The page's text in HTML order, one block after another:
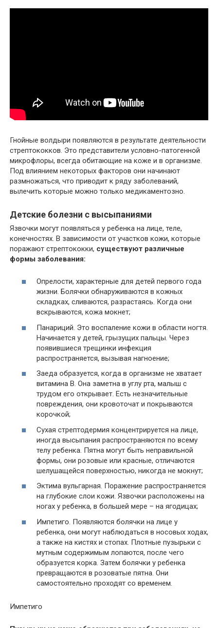
Гнойные волдыри появляются в результате деятельности
стрептококков. Это представители условно-патогенной
микрофлоры, всегда обитающие на коже и в организме.
Под влиянием некоторых факторов они начинают
размножаться, что приводит к ряду заболеваний,
вылечить которые можно только медикаментозно.
Детские болезни с высыпаниями
Язвочки могут появляться у ребенка на лице, теле,
конечностях. В зависимости от участков кожи, которые
поражают стрептококки, существуют различные
формы заболевания:
Опрелости, характерные для детей первого года
жизни. Болячки обнаруживаются в кожных
складках, сливаются, разрастаясь. Когда они
вскрываются, кожа мокнет;
Панариций. Это воспаление кожи в области ногтя.
Начинается у детей, грызущих пальцы. Через
появившиеся трещинки инфекция
распространяется, вызывая нагноение;
Заеда образуется, когда в организме не хватает
витамина B. Она заметна в углу рта, малыш с
трудом его открывает. Есть незначительные
повреждения, они кровоточат и покрываются
корочкой;
Сухая стрептодермия концентрируется на лице,
иногда высыпания распространяются по всему
телу ребенка. Пятна могут быть неправильной
формы, они розовые или красные, отличаются
шелушащейся поверхностью, никогда не мокнут;
Эктима вульгарная. Поражение распространяется
на глубокие слои кожи. Язвочки расположены на
ногах у ребенка, в большей мере – на ягодицах;
Импетиго. Появляются болячки на лице у
ребенка, они могут наблюдаться в носовых ходах,
а также на кистях и стопах. Плотные пузырьки с
мутным содержимым лопаются, после чего
образуется корка. Затем болячки у ребенка
превращаются в розоватые пятна. Они
самостоятельно проходят со временем.
Импетиго